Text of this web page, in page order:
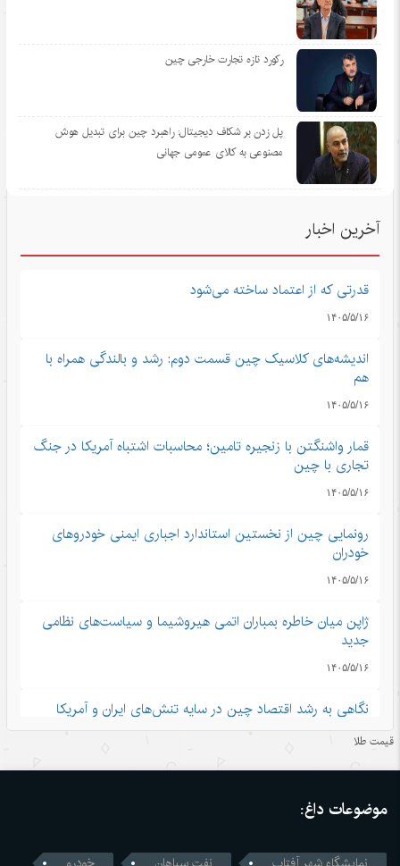
رکورد تازه تجارت خارجی چین
پل زدن بر شکاف دیجیتال: راهبرد چین برای تبدیل هوش
مصنوعی به کالای عمومی جهانی
آخرین اخبار
قدرتی که از اعتماد ساخته می‌شود
۱۴۰۵/۵/۱۶
اندیشه‌های کلاسیک چین قسمت دوم: رشد و بالندگی همراه با
هم
۱۴۰۵/۵/۱۶
قمار واشنگتن با زنجیره تامین؛ محاسبات اشتباه آمریکا در جنگ
تجاری با چین
۱۴۰۵/۵/۱۶
رونمایی چین از نخستین استاندارد اجباری ایمنی خودروهای
خودران
۱۴۰۵/۵/۱۶
ژاپن میان خاطره بمباران اتمی هیروشیما و سیاست‌های نظامی
جدید
۱۴۰۵/۵/۱۶
نگاهی به رشد اقتصاد چین در سایه تنش‌های ایران و آمریکا
۱۴۰۵/۵/۱۶
چتر امنیتی آمریکا دیگر کارآمد نیست؛ چرخش کشورهای خلیج
فارس به سوی موازنه راهبردی
قیمت طلا
موضوعات داغ: